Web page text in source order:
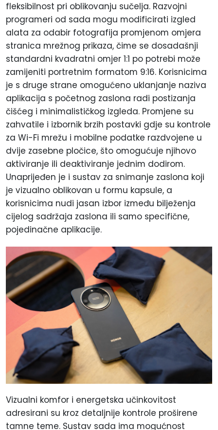
fleksibilnost pri oblikovanju sučelja. Razvojni
programeri od sada mogu modificirati izgled
alata za odabir fotografija promjenom omjera
stranica mrežnog prikaza, čime se dosadašnji
standardni kvadratni omjer 1:1 po potrebi može
zamijeniti portretnim formatom 9:16. Korisnicima
je s druge strane omogućeno uklanjanje naziva
aplikacija s početnog zaslona radi postizanja
čišćeg i minimalističkog izgleda. Promjene su
zahvatile i izbornik brzih postavki gdje su kontrole
za Wi-Fi mrežu i mobilne podatke razdvojene u
dvije zasebne pločice, što omogućuje njihovo
aktiviranje ili deaktiviranje jednim dodirom.
Unaprijeđen je i sustav za snimanje zaslona koji
je vizualno oblikovan u formu kapsule, a
korisnicima nudi jasan izbor između bilježenja
cijelog sadržaja zaslona ili samo specifične,
pojedinačne aplikacije.
Vizualni komfor i energetska učinkovitost
adresirani su kroz detaljnije kontrole proširene
tamne teme. Sustav sada ima mogućnost